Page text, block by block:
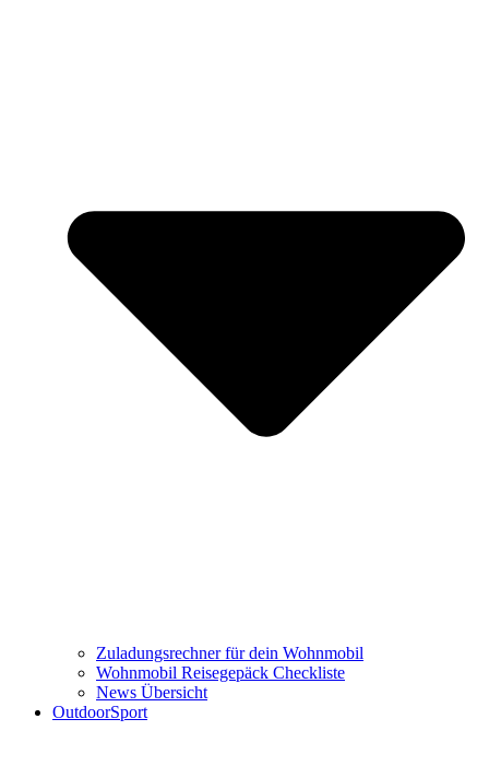
Zuladungsrechner für dein Wohnmobil
Wohnmobil Reisegepäck Checkliste
News Übersicht
OutdoorSport